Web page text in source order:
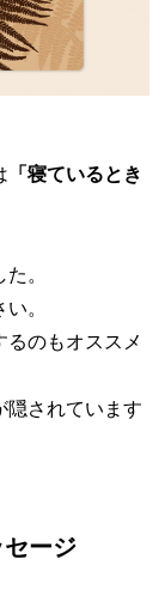
「寝ているとき
。
。
のもオススメ
隠されています
ージ